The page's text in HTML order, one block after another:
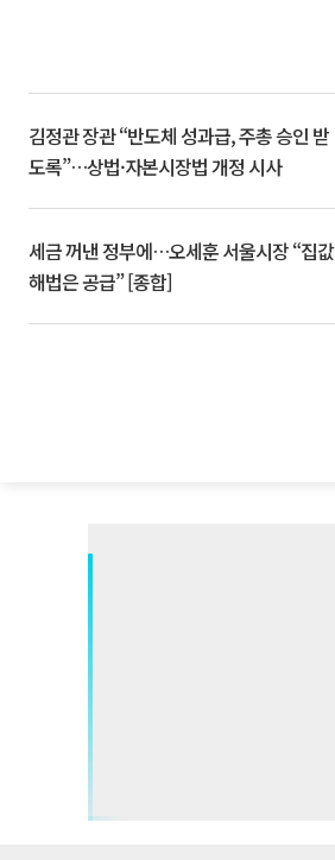
김정관 장관 “반도체 성과급, 주총 승인 받
도록”…상법·자본시장법 개정 시사
세금 꺼낸 정부에…오세훈 서울시장 “집값
해법은 공급” [종합]